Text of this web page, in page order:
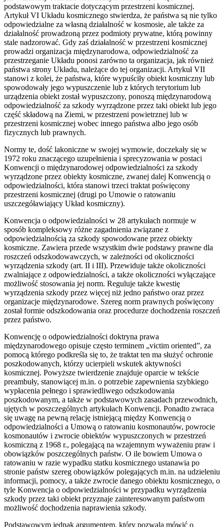
podstawowym traktacie dotyczącym przestrzeni kosmicznej.
Artykuł VI Układu kosmicznego stwierdza, że państwa są nie tylko
odpowiedzialne za własną działalność w kosmosie, ale także za
działalność prowadzoną przez podmioty prywatne, którą powinny
stale nadzorować. Gdy zaś działalność w przestrzeni kosmicznej
prowadzi organizacja międzynarodowa, odpowiedzialność za
przestrzeganie Układu ponosi zarówno ta organizacja, jak również
państwa strony Układu, należące do tej organizacji. Artykuł VII
stanowi z kolei, że państwa, które wypuściły obiekt kosmiczny lub
spowodowały jego wypuszczenie lub z których terytorium lub
urządzenia obiekt został wypuszczony, ponoszą międzynarodową
odpowiedzialność za szkody wyrządzone przez taki obiekt lub jego
część składową na Ziemi, w przestrzeni powietrznej lub w
przestrzeni kosmicznej wobec innego państwa albo jego osób
fizycznych lub prawnych.
Normy te, dość lakoniczne w swojej wymowie, doczekały się w
1972 roku znaczącego uzupełnienia i sprecyzowania w postaci
Konwencji o międzynarodowej odpowiedzialności za szkody
wyrządzone przez obiekty kosmiczne, zwanej dalej Konwencją o
odpowiedzialności, która stanowi trzeci traktat poświęcony
przestrzeni kosmicznej (drugi po Umowie o ratowaniu
uszczegóławiający Układ kosmiczny).
Konwencja o odpowiedzialności w 28 artykułach normuje w
sposób kompleksowy różne zagadnienia związane z
odpowiedzialnością za szkody spowodowane przez obiekty
kosmiczne. Zawiera przede wszystkim dwie podstawy prawne dla
roszczeń odszkodowawczych, w zależności od okoliczności
wyrządzenia szkody (art. II i III). Przewiduje także okoliczności
zwalniające z odpowiedzialności, a także okoliczności wyłączające
możliwość stosowania jej norm. Reguluje także kwestię
wyrządzenia szkody przez więcej niż jedno państwo oraz przez
organizacje międzynarodowe. Szereg norm prawnych poświęcony
został formie odszkodowania oraz procedurze dochodzenia roszczeń
przez państwo.
Konwencję o odpowiedzialności doktryna prawa
międzynarodowego opisuje często terminem „victim oriented”, za
pomocą którego podkreśla się to, że traktat ten ma służyć ochronie
poszkodowanych, którzy ucierpieli wskutek aktywności
kosmicznej. Powyższe twierdzenie znajduje oparcie w tekście
preambuły, stanowiącej m.in. o potrzebie zapewnienia szybkiego
wypłacenia pełnego i sprawiedliwego odszkodowania
poszkodowanym, a także w podstawowych zasadach przewodnich,
ujętych w poszczególnych artykułach Konwencji. Ponadto zwraca
się uwagę na pewną relację istniejącą między Konwencją o
odpowiedzialności a Umową o ratowaniu kosmonautów, powrocie
kosmonautów i zwrocie obiektów wypuszczonych w przestrzeń
kosmiczną z 1968 r., polegającą na wzajemnym wyważeniu praw i
obowiązków poszczególnych państw. O ile bowiem Umowa o
ratowaniu w razie wypadku statku kosmicznego ustanawia po
stronie państw szereg obowiązków polegających m.in. na udzieleniu
informacji, pomocy, a także zwrocie danego obiektu kosmicznego, o
tyle Konwencja o odpowiedzialności w przypadku wyrządzenia
szkody przez taki obiekt przyznaje zainteresowanym państwom
możliwość dochodzenia naprawienia szkody.
Podstawowym jednak argumentem, który pozwala mówić o